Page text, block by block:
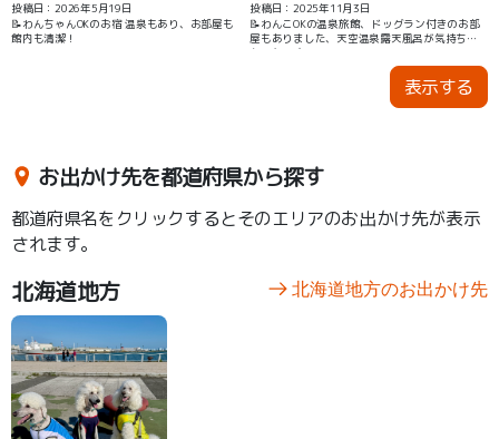
投稿日：2026年5月19日
📝わんちゃんOKのお宿 温泉もあり、お部屋も
館内も清潔！
投稿日：2025年11月3日
📝わんこOKの温泉旅館、ドッグラン付きのお部
屋もありました、天空温泉露天風呂が気持ちよ
かったです
表示する
お出かけ先を都道府県から探す
都道府県名をクリックするとそのエリアのお出かけ先が表示
されます。
北海道地方 北海道地方のお出かけ先